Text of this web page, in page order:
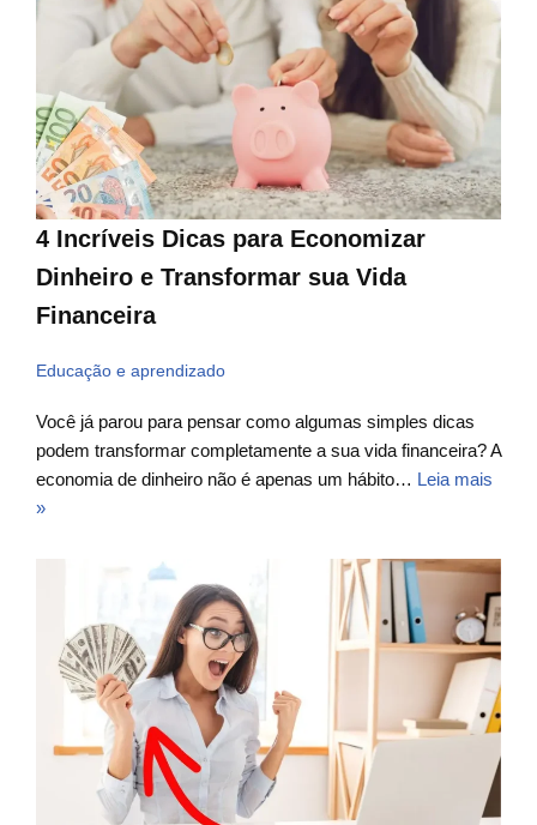
4 Incríveis Dicas para Economizar
Dinheiro e Transformar sua Vida
Financeira
Educação e aprendizado
Você já parou para pensar como algumas simples dicas
podem transformar completamente a sua vida financeira? A
economia de dinheiro não é apenas um hábito… Leia mais
»